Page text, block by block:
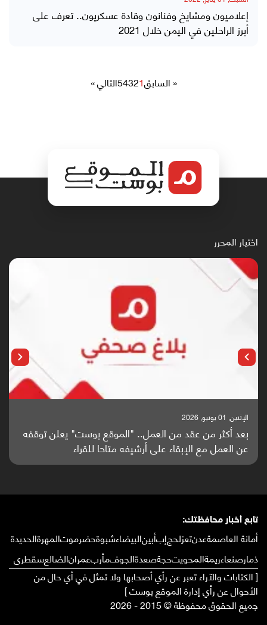
إعلاميون ومشايخ وفنانون وقادة عسكريون.. تعرف على
أبرز الراحلين في اليمن خلال 2021
« السابق1
2
3
4
5التالي »
اختيار المحرر
الإثنين, 25 مايو, 2026
باحثون من اليمن يدخلون سباق أبحاث ألزهايمر بدراسة
واعدة منشورة عالميا (ترجمة)
تابع أخبار محافظتك:
أمانة العاصمةعدنتعزلحجإبأبينالبيضاءشبوةحضرموتالمهرةالحديدة
ذمارصنعاءريمةالمحويتحجةصعدةالجوفمأربعمرانالضالعسقطرى
[ الكتابات والآراء تعبر عن رأي أصحابها ولا تمثل في أي حال من
الأحوال عن رأي إدارة الموقع بوست ]
جميع الحقوق محفوظة © 2015 - 2026